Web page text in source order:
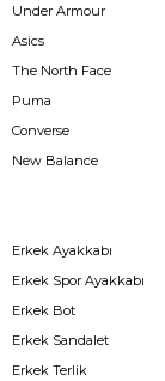
Under Armour
Asics
The North Face
Puma
Converse
New Balance
Erkek Ayakkabı
Erkek Spor Ayakkabı
Erkek Bot
Erkek Sandalet
Erkek Terlik